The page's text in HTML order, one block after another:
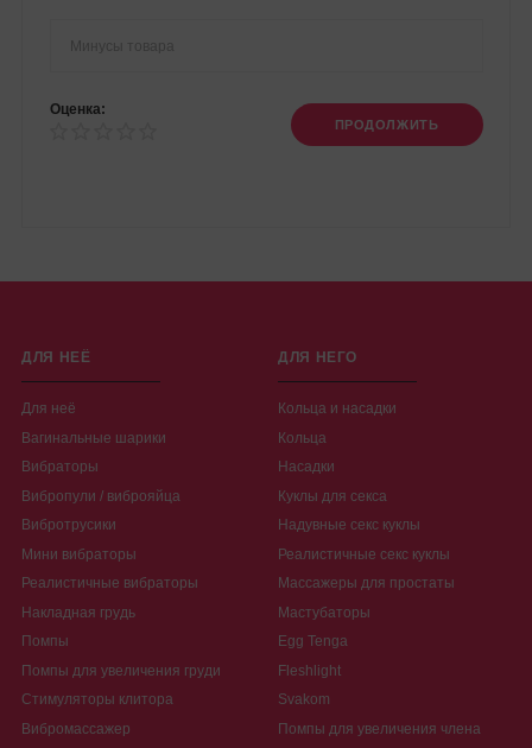
Оценка:
ПРОДОЛЖИТЬ
ДЛЯ НЕЁ
Для неё
Вагинальные шарики
Вибраторы
Вибропули / виброяйца
Вибротрусики
Мини вибраторы
Реалистичные вибраторы
Накладная грудь
Помпы
Помпы для увеличения груди
Стимуляторы клитора
Вибромассажер
ДЛЯ НЕГО
Кольца и насадки
Кольца
Насадки
Куклы для секса
Надувные секс куклы
Реалистичные секс куклы
Массажеры для простаты
Мастубаторы
Egg Tenga
Fleshlight
Svakom
Помпы для увеличения члена